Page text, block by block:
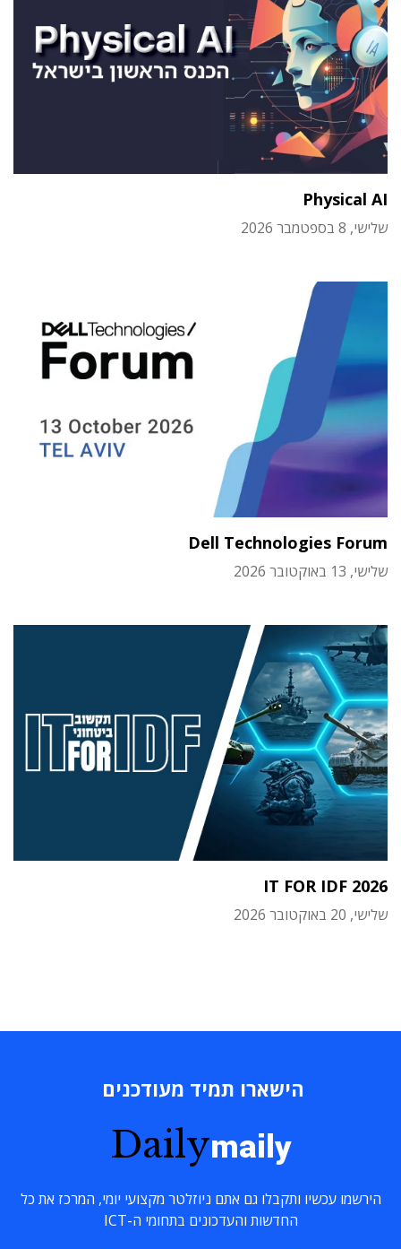
Physical AI
שלישי, 8 בספטמבר 2026
Dell Technologies Forum
שלישי, 13 באוקטובר 2026
IT FOR IDF 2026
שלישי, 20 באוקטובר 2026
הישארו תמיד מעודכנים
Dailymaily
הירשמו עכשיו ותקבלו גם אתם ניוזלטר מקצועי יומי, המרכז את כל
החדשות והעדכונים בתחומי ה-ICT